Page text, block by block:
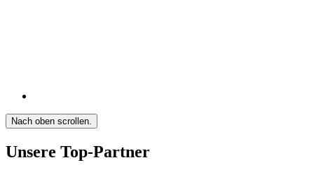
Nach oben scrollen.
Unsere Top-Partner